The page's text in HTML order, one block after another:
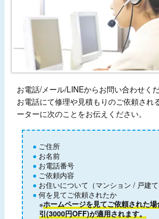
お電話/メール/LINEからお問い合わせくだ
お電話にて修理や見積もりのご依頼され
ーターに次のことをお伝えください。
ご住所
お名前
お電話番号
ご依頼内容
お住いについて（マンション / 戸建て
何を見てご依頼されたか
※ホームページを見てご依頼された
引(3000円OFF)が適用されます。